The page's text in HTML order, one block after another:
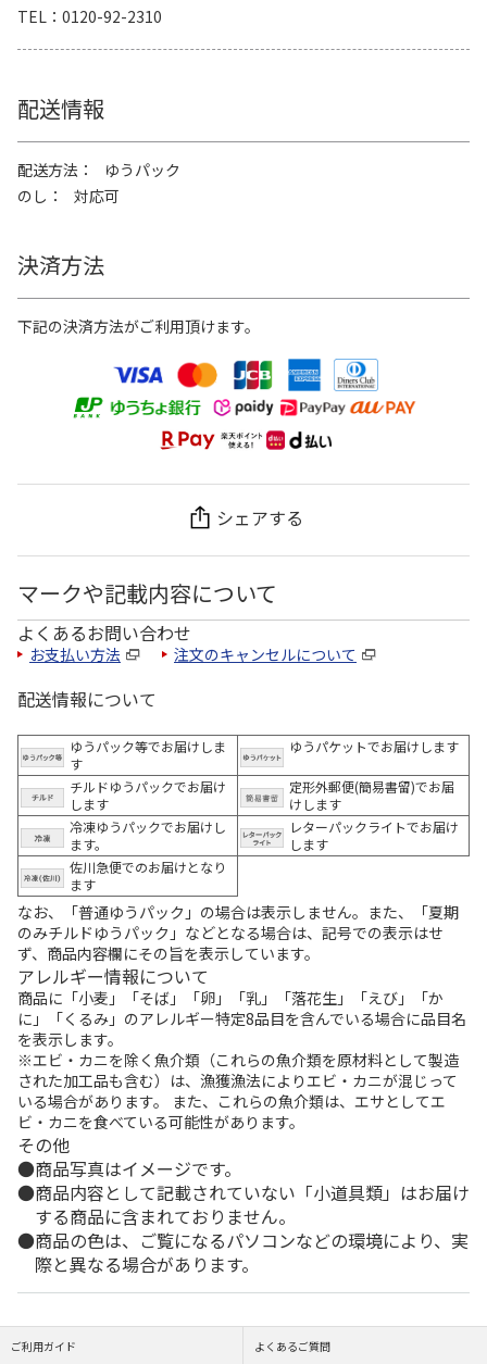
TEL
0120-92-2310
配送情報
配送方法
ゆうパック
のし
対応可
決済方法
下記の決済方法がご利用頂けます。
シェアする
マークや記載内容について
よくあるお問い合わせ
お支払い方法 注文のキャンセルについて
配送情報について
ゆうパック等でお届けしま
す
ゆうパケットでお届けします
チルドゆうパックでお届け
します
定形外郵便(簡易書留)でお届
けします
冷凍ゆうパックでお届けし
ます。
レターパックライトでお届け
します
佐川急便でのお届けとなり
ます
なお、「普通ゆうパック」の場合は表示しません。また、「夏期
のみチルドゆうパック」などとなる場合は、記号での表示はせ
ず、商品内容欄にその旨を表示しています。
アレルギー情報について
商品に「小麦」「そば」「卵」「乳」「落花生」「えび」「か
に」「くるみ」のアレルギー特定8品目を含んでいる場合に品目名
を表示します。
※エビ・カニを除く魚介類（これらの魚介類を原材料として製造
された加工品も含む）は、漁獲漁法によりエビ・カニが混じって
いる場合があります。 また、これらの魚介類は、エサとしてエ
ビ・カニを食べている可能性があります。
その他
商品写真はイメージです。
商品内容として記載されていない「小道具類」はお届け
する商品に含まれておりません。
商品の色は、ご覧になるパソコンなどの環境により、実
際と異なる場合があります。
ご利用ガイド よくあるご質問